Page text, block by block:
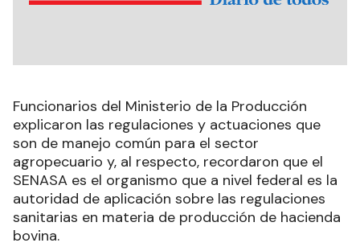
Funcionarios del Ministerio de la Producción
explicaron las regulaciones y actuaciones que
son de manejo común para el sector
agropecuario y, al respecto, recordaron que el
SENASA es el organismo que a nivel federal es la
autoridad de aplicación sobre las regulaciones
sanitarias en materia de producción de hacienda
bovina.